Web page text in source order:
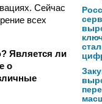
Сейчас
всех
Является ли
о